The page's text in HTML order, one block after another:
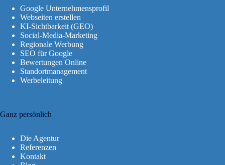
Google Unternehmensprofil
Webseiten erstellen
KI-Sichtbarkeit (GEO)
Social-Media-Marketing
Regionale Werbung
SEO für Google
Bewertungen Online
Standortmanagement
Werbeleitung
Ganz persönlich
Die Agentur
Referenzen
Kontakt